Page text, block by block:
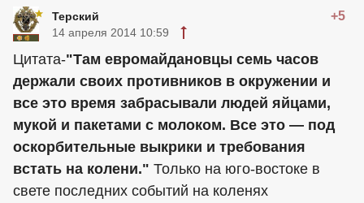
Терский +5
14 апреля 2014 10:59
Цитата-"Там евромайдановцы семь часов
держали своих противников в окружении и
все это время забрасывали людей яйцами,
мукой и пакетами с молоком. Все это — под
оскорбительные выкрики и требования
встать на колени." Только на юго-востоке в
свете последних событий на коленях